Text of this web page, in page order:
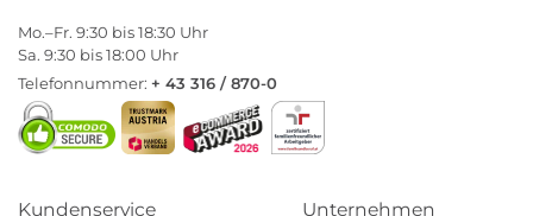
Mo.–Fr. 9:30 bis 18:30 Uhr
Sa. 9:30 bis 18:00 Uhr
Telefonnummer: + 43 316 / 870-0
Kundenservice Unternehmen